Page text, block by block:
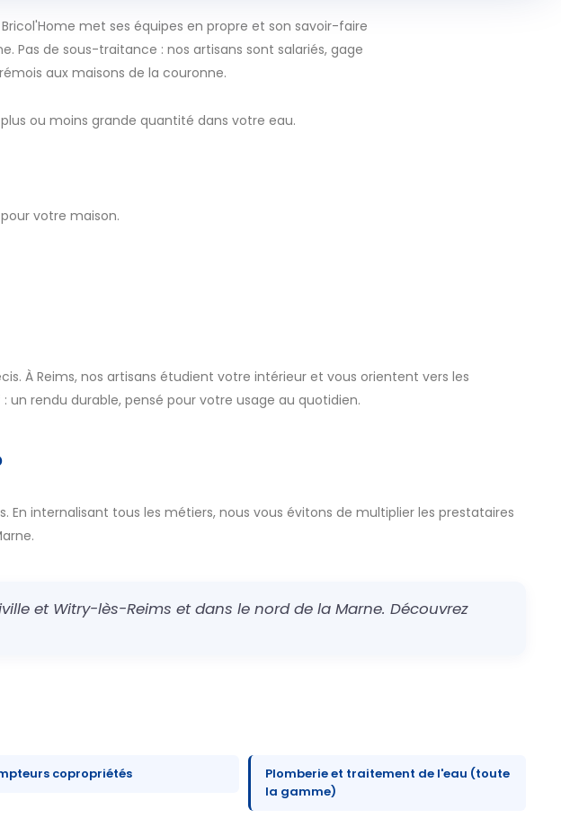
met ses équipes en propre et son savoir-faire
Pas de sous-traitance : nos artisans sont salariés, gage
aux maisons de la couronne.
ou moins grande quantité dans votre eau.
pour votre maison.
À Reims, nos artisans étudient votre intérieur et vous orientent vers les
rendu durable, pensé pour votre usage au quotidien.
internalisant tous les métiers, nous vous évitons de multiplier les prestataires
et Witry-lès-Reims et dans le nord de la Marne. Découvrez
copropriétés
Plomberie et traitement de l'eau (toute
la gamme)